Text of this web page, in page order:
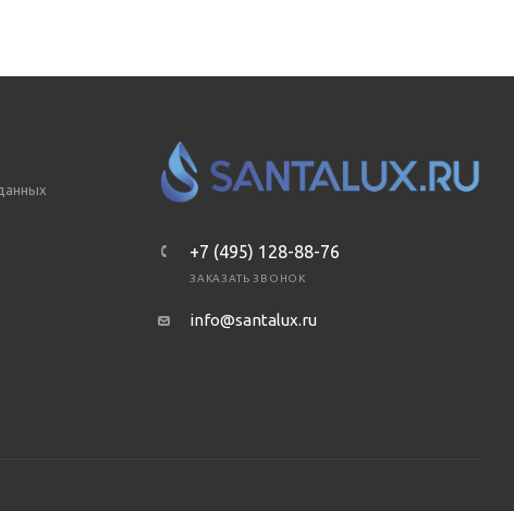
+7 (495) 128-88-76
ЗАКАЗАТЬ ЗВОНОК
info@santalux.ru